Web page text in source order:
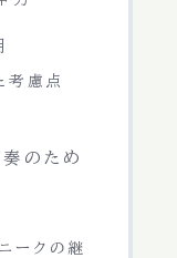
慮点
のため
ークの継